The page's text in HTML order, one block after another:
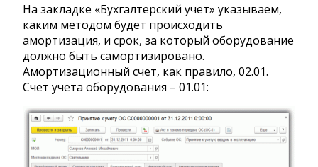
На закладке «Бухгалтерский учет» указываем,
каким методом будет происходить
амортизация, и срок, за который оборудование
должно быть самортизировано.
Амортизационный счет, как правило, 02.01.
Счет учета оборудования – 01.01: